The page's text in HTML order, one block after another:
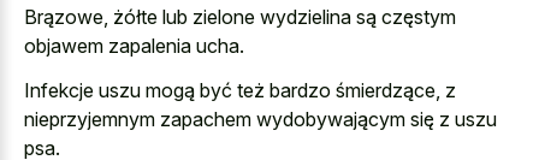
Brązowe, żółte lub zielone wydzielina są częstym
objawem zapalenia ucha.
Infekcje uszu mogą być też bardzo śmierdzące, z
nieprzyjemnym zapachem wydobywającym się z uszu
psa.